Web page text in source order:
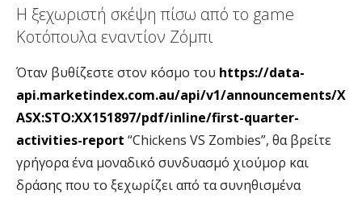
Η ξεχωριστή σκέψη πίσω από το game
Κοτόπουλα εναντίον Ζόμπι
Όταν βυθίζεστε στον κόσμο του https://data-
api.marketindex.com.au/api/v1/announcements/X
ASX:STO:XX151897/pdf/inline/first-quarter-
activities-report “Chickens VS Zombies”, θα βρείτε
γρήγορα ένα μοναδικό συνδυασμό χιούμορ και
δράσης που το ξεχωρίζει από τα συνηθισμένα